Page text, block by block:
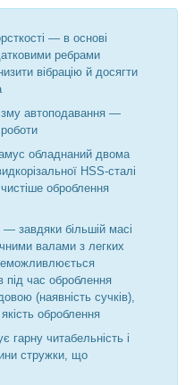
— в основі
ребрами
вібрацію й досягти
автоподавання —
обладнаний двома
HSS-сталі
оброблення
завдяки більшій масі
валами з легких
під час оброблення
(наявність сучків),
оброблення
читабельність і
стружки, що